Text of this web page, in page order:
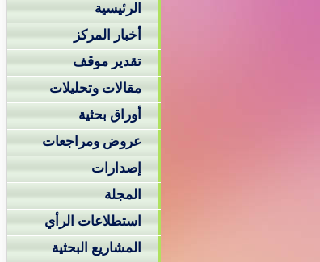
الرئيسية
أخبار المركز
تقدير موقف
مقالات وتحليلات
أوراق بحثية
عروض ومراجعات
إصدارات
المجلة
استطلاعات الرأي
المشاريع البحثية